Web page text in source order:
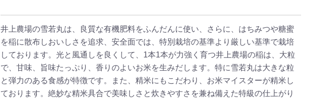
井上農場の雪若丸は、良質な有機肥料をふんだんに使い、さらに、はちみつや糖蜜
を稲に散布しおいしさを追求、安全面では、特別栽培の基準より厳しい基準で栽培
しております。光と風通しを良くして、1本1本が力強く育つ井上農場の稲は、大粒
で、甘味、旨味たっぷり、香りのよいお米を生みだします。特に雪若丸は大きな粒
と弾力のある食感が特徴です。また、精米にもこだわり、お米マイスターが精米し
ております。絶妙な精米具合で美味しさと炊きやすさを兼ね備えた特級の仕上がり